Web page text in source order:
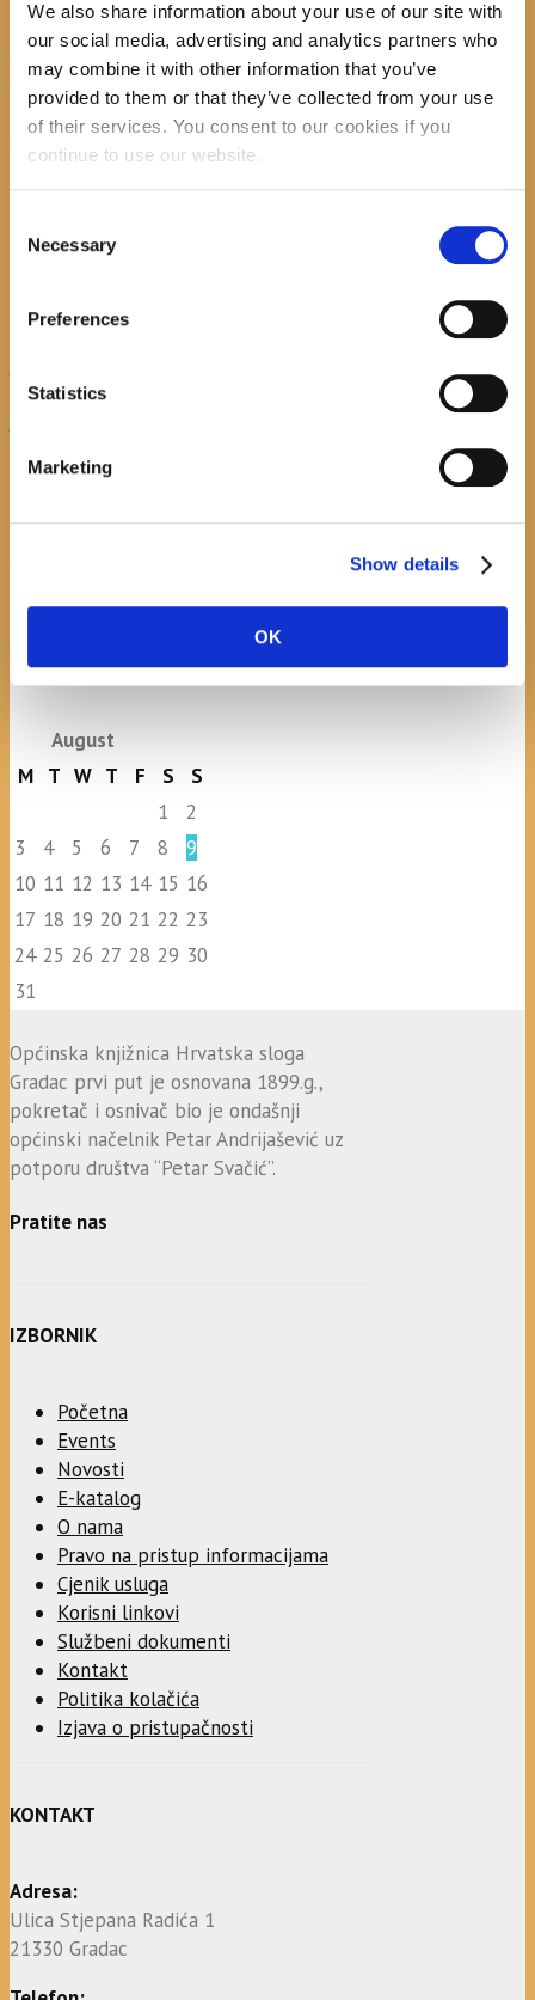
We also share information about your use of our site with
our social media, advertising and analytics partners who
may combine it with other information that you’ve
provided to them or that they’ve collected from your use
of their services. You consent to our cookies if you
continue to use our website.
Selection
Necessary
Preferences
Statistics
Marketing
Show details
OK
recent posts
Promocija zbirke pjesama "Iz
staračkog domau Makarskoj"-
knjižnice Hrvatska sloga Gradac
calendar
August
M
T W T F S
S
1
2
3
4 5 6 7 8
9
10 11 12 13 14 15 16
17 18 19 20 21 22 23
24 25 26 27 28 29 30
31
Općinska knjižnica Hrvatska sloga
Gradac prvi put je osnovana 1899.g.,
pokretač i osnivač bio je ondašnji
općinski načelnik Petar Andrijašević uz
potporu društva “Petar Svačić”.
Pratite nas
IZBORNIK
Početna
Events
Novosti
E-katalog
O nama
Pravo na pristup informacijama
Cjenik usluga
Korisni linkovi
Službeni dokumenti
Kontakt
Politika kolačića
Izjava o pristupačnosti
KONTAKT
Adresa:
Ulica Stjepana Radića 1
21330 Gradac